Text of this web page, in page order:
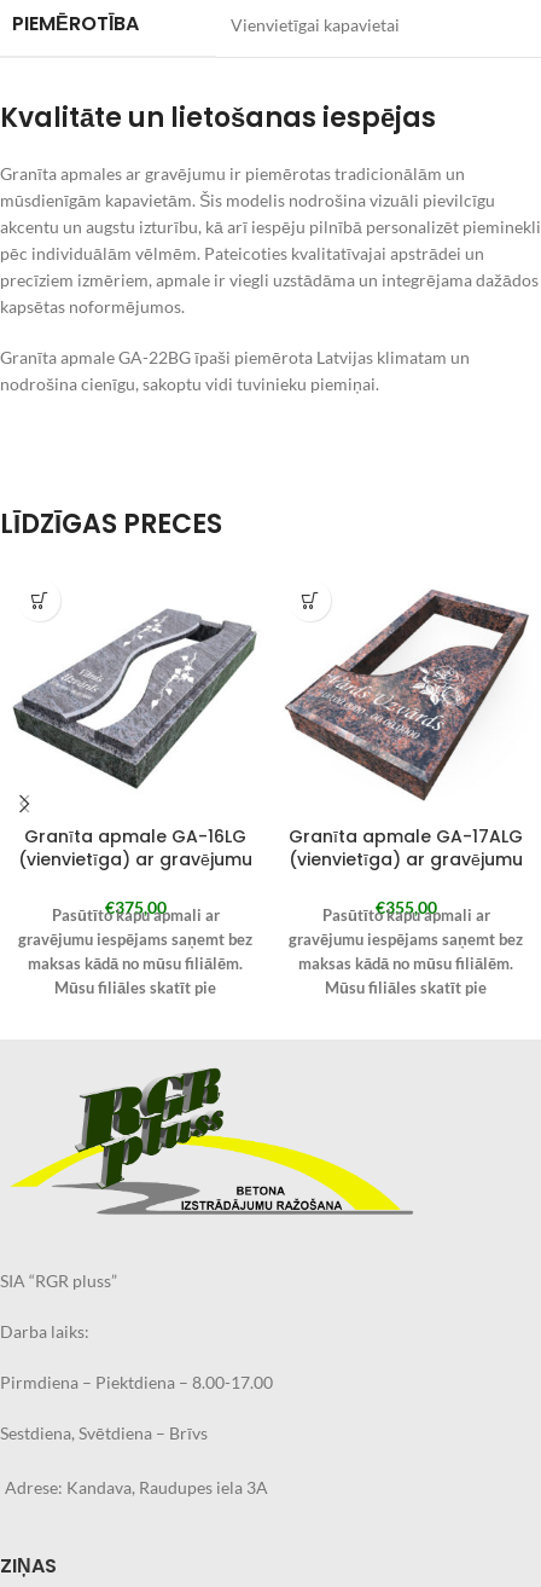
PIEMĒROTĪBA Vienvietīgai kapavietai
Kvalitāte un lietošanas iespējas
Granīta apmales ar gravējumu ir piemērotas tradicionālām un
mūsdienīgām kapavietām. Šis modelis nodrošina vizuāli pievilcīgu
akcentu un augstu izturību, kā arī iespēju pilnībā personalizēt pieminekli
pēc individuālām vēlmēm. Pateicoties kvalitatīvajai apstrādei un
precīziem izmēriem, apmale ir viegli uzstādāma un integrējama dažādos
kapsētas noformējumos.
Granīta apmale GA-22BG īpaši piemērota Latvijas klimatam un
nodrošina cienīgu, sakoptu vidi tuvinieku piemiņai.
LĪDZĪGAS PRECES
Granīta apmale GA-16LG
(vienvietīga) ar gravējumu
€375,00
Pasūtīto kapu apmali ar
gravējumu iespējams saņemt bez
maksas kādā no mūsu filiālēm.
Mūsu filiāles skatīt pie
piezīmēs norādiet filiāli, kurā
kapu apmali vēlaties saņemt.
Pasūtīto kapu apmali iespējams
arī saņemt Jūsu norādītajā
adresē ar kurjer dienesta
starpniecību.
Granīta apmale GA-17ALG
(vienvietīga) ar gravējumu
€355,00
Pasūtīto kapu apmali ar
gravējumu iespējams saņemt bez
maksas kādā no mūsu filiālēm.
Mūsu filiāles skatīt pie
arī saņemt Jūsu norādītajā
adresē ar kurjer dienesta
starpniecību.
SIA “RGR pluss”
Darba laiks:
Pirmdiena – Piektdiena – 8.00-17.00
Sestdiena, Svētdiena – Brīvs
Adrese: Kandava, Raudupes iela 3A
ZIŅAS